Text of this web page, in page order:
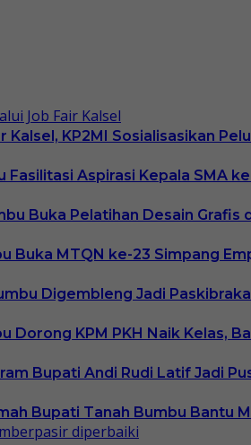
Kalsel, KP2MI Sosialisasikan
Fasilitasi Aspirasi Kepala SMA
Buka Pelatihan Desain Grafis
Buka MTQN ke-23 Simpang
Digembleng Jadi
Dorong KPM PKH Naik Kelas,
Bupati Andi Rudi Latif Jadi
Bupati Tanah Bumbu Bantu